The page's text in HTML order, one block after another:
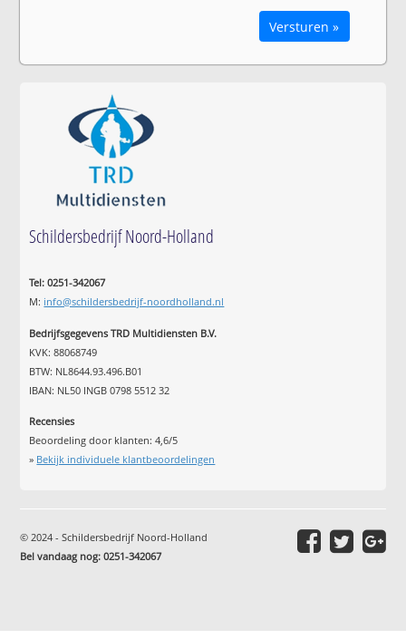
Versturen »
Schildersbedrijf Noord-Holland
Tel: 0251-342067
M: info@schildersbedrijf-noordholland.nl
Bedrijfsgegevens TRD Multidiensten B.V.
KVK: 88068749
BTW: NL8644.93.496.B01
IBAN: NL50 INGB 0798 5512 32
Recensies
Beoordeling door klanten:4,6/5
» Bekijk individuele klantbeoordelingen
© 2024 - Schildersbedrijf Noord-Holland
Bel vandaag nog: 0251-342067